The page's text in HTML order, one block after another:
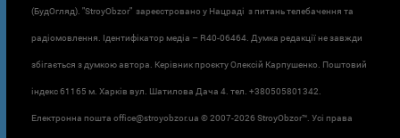
(БудОгляд). "StroyObzor" зареєстровано у Нацраді з питань телебачення та
радіомовлення. Ідентифікатор медіа – R40-06464. Думка редакції не завжди
збігається з думкою автора. Керівник проєкту Олексій Карпушенко. Поштовий
індекс 61165 м. Харків вул. Шатилова Дача 4. тел. +380505801342.
Електронна пошта office@stroyobzor.ua © 2007-2026 StroyObzor™. Усі права